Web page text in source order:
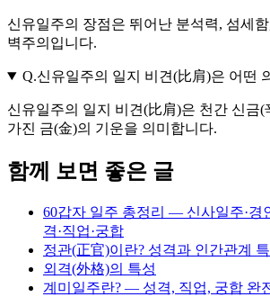
신유일주의 장점은 뛰어난 분석력, 섬세
벽주의입니다.
Q.신유일주의 일지 비견(比肩)은 어떤
신유일주의 일지 비견(比肩)은 천간 신금(
가진 금(金)의 기운을 의미합니다.
함께 보면 좋은 글
60갑자 일주 총정리 — 신사일주·경
격·직업·궁합
정관(正官)이란? 성격과 인간관계
외격(外格)의 특성
계미일주란? — 성격, 직업, 궁합 완